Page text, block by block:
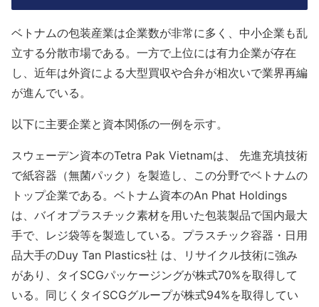
ベトナムの包装産業は企業数が非常に多く、中小企業も乱
立する分散市場である。一方で上位には有力企業が存在
し、近年は外資による大型買収や合弁が相次いで業界再編
が進んでいる。
以下に主要企業と資本関係の一例を示す。
スウェーデン資本のTetra Pak Vietnamは、 先進充填技術
で紙容器（無菌パック）を製造し、この分野でベトナムの
トップ企業である。ベトナム資本のAn Phat Holdings
は、バイオプラスチック素材を用いた包装製品で国内最大
手で、レジ袋等を製造している。プラスチック容器・日用
品大手のDuy Tan Plastics社 は、リサイクル技術に強み
があり、タイSCGパッケージングが株式70%を取得して
いる。同じくタイSCGグループが株式94%を取得してい